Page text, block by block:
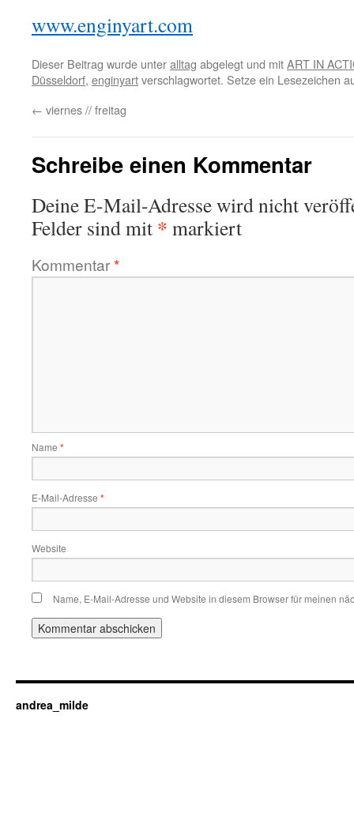
www.enginyart.com
Dieser Beitrag wurde unteralltag abgelegt und mitART IN
Düsseldorf, enginyartverschlagwortet. Setze ein Lesezeichen
← viernes // freitag
Schreibe einen Kommentar
Deine E-Mail-Adresse wird nicht
Felder sind mit * markiert
Kommentar*
Name *
E-Mail-Adresse *
Website
Name, E-Mail-Adresse und Website in diesem Browser für meinen
andrea_milde